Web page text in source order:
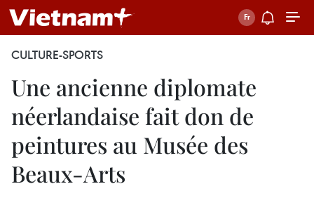
CULTURE-SPORTS
Une ancienne diplomate
néerlandaise fait don de
peintures au Musée des
Beaux-Arts